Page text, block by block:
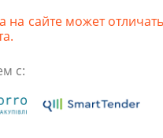
на сайте может
с: